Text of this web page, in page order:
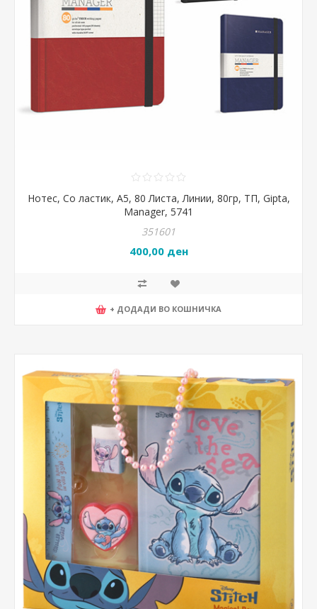
Нотес, Со ластик, А5, 80 Листа, Линии, 80гр, ТП, Gipta,
Manager, 5741
351601
400,00 ден
+ ДОДАДИ ВО КОШНИЧКА